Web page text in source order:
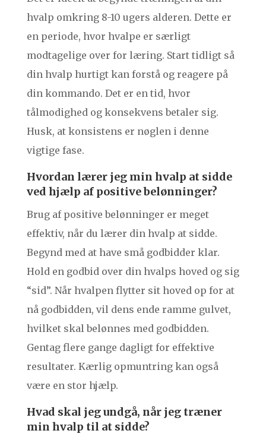
hvalp omkring 8-10 ugers alderen. Dette er
en periode, hvor hvalpe er særligt
modtagelige over for læring. Start tidligt så
din hvalp hurtigt kan forstå og reagere på
din kommando. Det er en tid, hvor
tålmodighed og konsekvens betaler sig.
Husk, at konsistens er nøglen i denne
vigtige fase.
Hvordan lærer jeg min hvalp at sidde
ved hjælp af positive belønninger?
Brug af positive belønninger er meget
effektiv, når du lærer din hvalp at sidde.
Begynd med at have små godbidder klar.
Hold en godbid over din hvalps hoved og sig
“sid”. Når hvalpen flytter sit hoved op for at
nå godbidden, vil dens ende ramme gulvet,
hvilket skal belønnes med godbidden.
Gentag flere gange dagligt for effektive
resultater. Kærlig opmuntring kan også
være en stor hjælp.
Hvad skal jeg undgå, når jeg træner
min hvalp til at sidde?